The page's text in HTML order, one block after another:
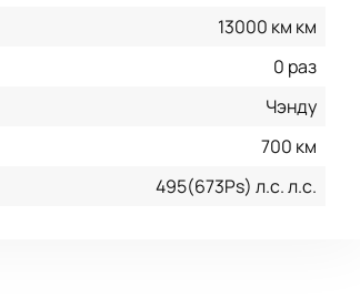
13000 км км
0 раз
Чэнду
700 км
495(673Ps) л.с. л.с.